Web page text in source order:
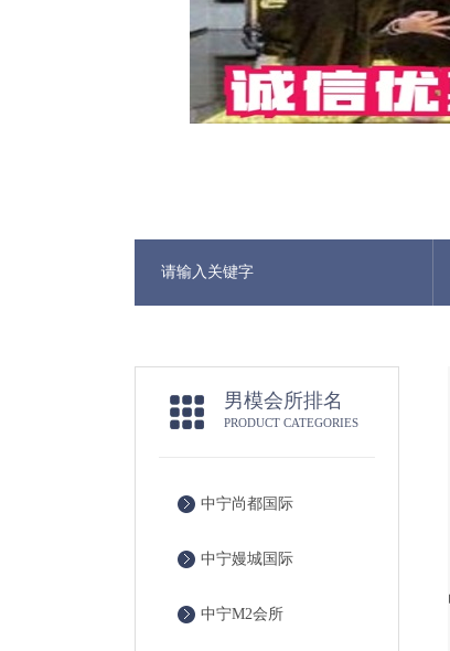
男模会所排名
PRODUCT CATEGORIES
中宁尚都国际
中宁嫚城国际
中宁M2会所